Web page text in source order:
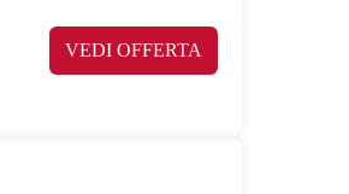
VEDI OFFERTA